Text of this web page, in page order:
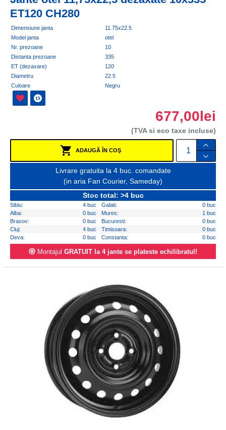
ET120 CH280
Dimensiune janta
11.75x22.5
Model janta
otel
Nr. prezoane
10
Distanta prezoane
335
ET (dezaxare)
120
Diametru
22.5
Culoare
Negru
677,00lei
(TVA si eco taxe incluse)
ADAUGĂ ÎN COŞ
Livrare gratuita la 4 buc. comandate
(in aria Fan Courier, Sameday)
Stoc total: >4 buc
Sibiu: 4 buc Galati:
0 buc
Alba:
0 buc Mures:
1 buc
Brasov:
0 buc Bucuresti:
0 buc
Cluj:
4 buc Timisoara:
0 buc
Deva:
0 buc Constanta: 0 buc
Montajul GRATUIT la 4 jante se plateste echilibratul!